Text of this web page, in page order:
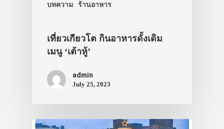
บทความ ร้านอาหาร
เที่ยวเกียวโต กินอาหารดั้งเดิม
เมนู ‘เต้าหู้’
admin
July 25, 2023
ทัวร์
VIDEO
ภาพประทับใจ